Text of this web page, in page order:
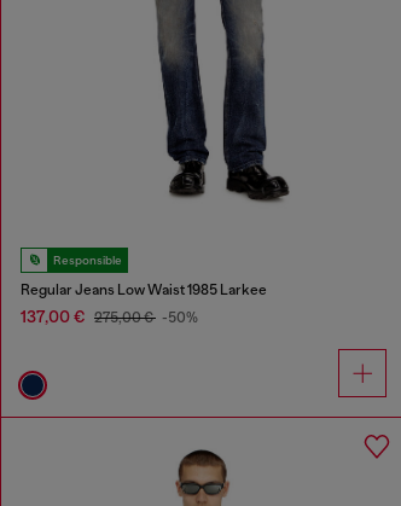
Responsible
Regular Jeans Low Waist 1985 Larkee
137,00 € 275,00 € -50%